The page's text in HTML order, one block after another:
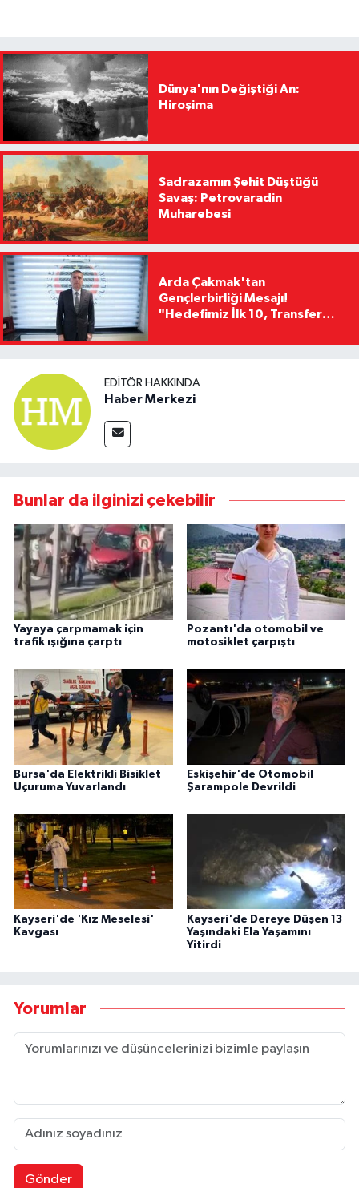
Dünya'nın Değiştiği An:
Hiroşima
Sadrazamın Şehit Düştüğü
Savaş: Petrovaradin
Muharebesi
Arda Çakmak'tan
Gençlerbirliği Mesajı!
"Hedefimiz İlk 10, Transfer
Kaldıracağız"
EDITÖR HAKKINDA
Haber Merkezi
Bunlar da ilginizi çekebilir
Yayaya çarpmamak için
trafik ışığına çarptı
Pozantı'da otomobil ve
motosiklet çarpıştı
Bursa'da Elektrikli Bisiklet
Uçuruma Yuvarlandı
Eskişehir'de Otomobil
Şarampole Devrildi
Kayseri'de 'Kız Meselesi'
Kavgası
Kayseri'de Dereye Düşen 13
Yaşındaki Ela Yaşamını
Yitirdi
Yorumlar
Gönder